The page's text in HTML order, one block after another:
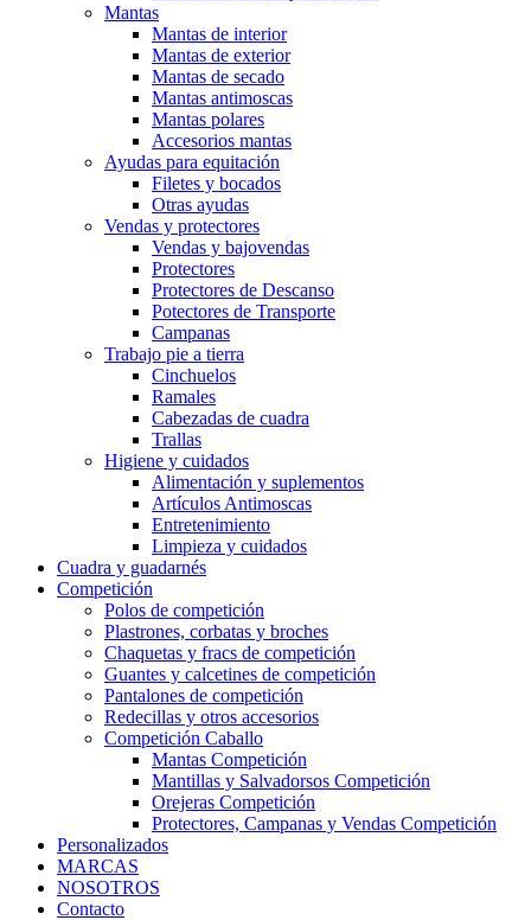
Mantas
Mantas de interior
Mantas de exterior
Mantas de secado
Mantas antimoscas
Mantas polares
Accesorios mantas
Ayudas para equitación
Filetes y bocados
Otras ayudas
Vendas y protectores
Vendas y bajovendas
Protectores
Protectores de Descanso
Potectores de Transporte
Campanas
Trabajo pie a tierra
Cinchuelos
Ramales
Cabezadas de cuadra
Trallas
Higiene y cuidados
Alimentación y suplementos
Artículos Antimoscas
Entretenimiento
Limpieza y cuidados
Cuadra y guadarnés
Competición
Polos de competición
Plastrones, corbatas y broches
Chaquetas y fracs de competición
Guantes y calcetines de competición
Pantalones de competición
Redecillas y otros accesorios
Competición Caballo
Mantas Competición
Mantillas y Salvadorsos Competición
Orejeras Competición
Protectores, Campanas y Vendas Competición
Personalizados
MARCAS
NOSOTROS
Contacto